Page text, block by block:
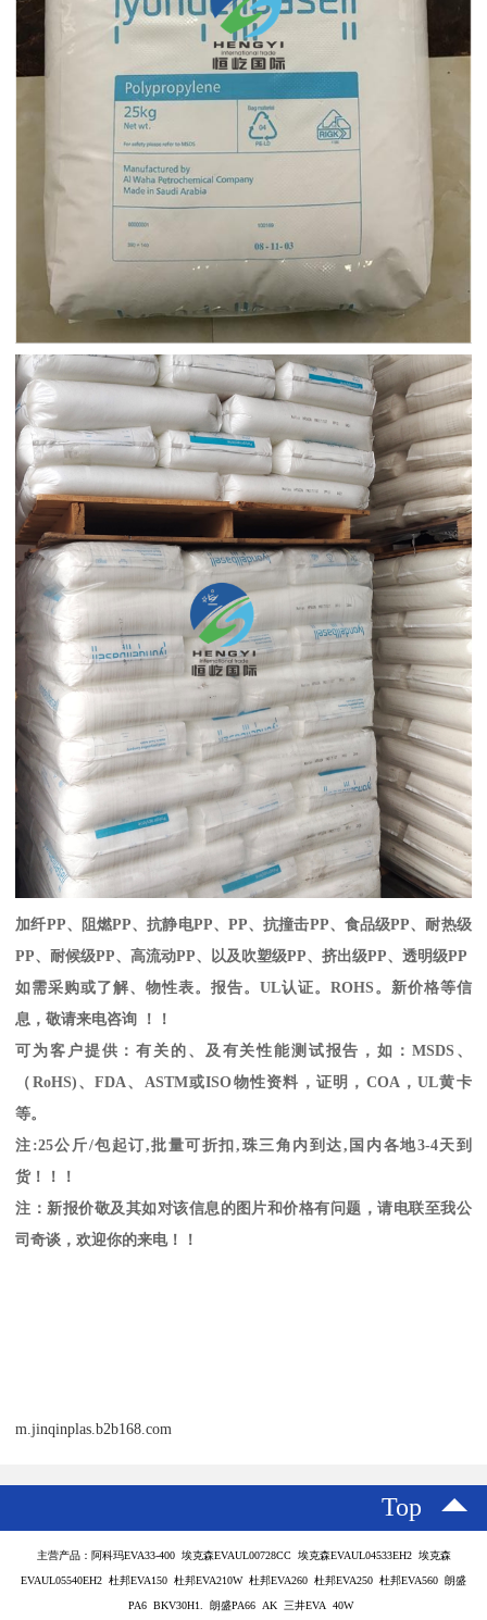
加纤PP、阻燃PP、抗静电PP、 PP、抗撞击PP、食品级PP、耐热级
PP、耐候级PP、高流动PP、以及吹塑级PP、挤出级PP、透明级PP
如需采购或了解、物性表。报告。 UL认证。 ROHS 。新价格等信
息，敬请来电咨询 ！！
可为客户提供：有关的、及有关性能测试报告，如： MSDS 、
（ RoHS) 、FDA、 ASTM或ISO物性资料，证明， COA，UL黄卡
等。
注 :25公斤/包起订,批量可折扣, 珠三角内到达, 国内各地3-4天到
货！！！
注：新报价敬及其如对该信息的图片和价格有问题，请电联至我公
司奇谈，欢迎你的来电！！
m.jinqinplas.b2b168.com
Top
主营产品：阿科玛EVA33-400 埃克森EVAUL00728CC 埃克森EVAUL04533EH2 埃克森
EVAUL05540EH2 杜邦EVA150 杜邦EVA210W 杜邦EVA260 杜邦EVA250 杜邦EVA560 朗盛
PA6 BKV30H1. 朗盛PA66 AK 三井EVA 40W